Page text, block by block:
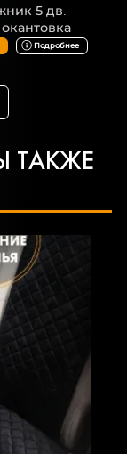
5 дв.
Подробнее
ТАКЖЕ